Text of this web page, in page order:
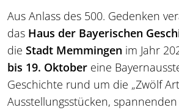
Aus Anlass des 500. Gedenken
das Haus der Bayerischen
die Stadt Memmingen im Jahr
bis 19. Oktober eine
Geschichte rund um die „Zwölf
Ausstellungsstücken,